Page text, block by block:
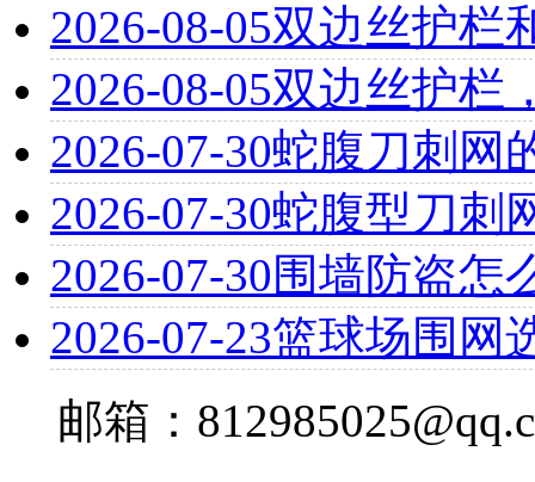
2026-08-05双边丝护栏
2026-08-05双边丝护栏
2026-07-30蛇腹刀刺网
2026-07-30蛇腹型刀刺
2026-07-30围墙防盗怎
2026-07-23篮球场围网
邮箱：